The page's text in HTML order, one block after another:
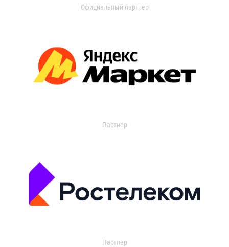
Официальный партнер
Партнер
Партнер